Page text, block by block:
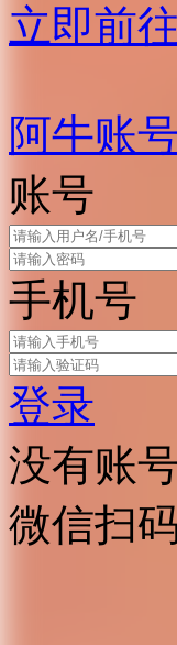
立即前往
阿牛账
账号
手机号
登录
没有账
微信扫